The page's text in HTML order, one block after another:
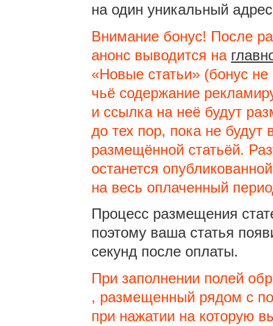
на один уникальный
Внимание бонус! После
анонс выводится на
«Новые статьи» (бонус не
чьё содержание
и ссылка на неё будут
до тех пор, пока не
размещённой статьёй.
останется
на весь оплаченный
Процесс размещения
поэтому ваша статья
секунд после оплаты.
При заполнении полей
, размещенный рядом с
при нажатии на которую